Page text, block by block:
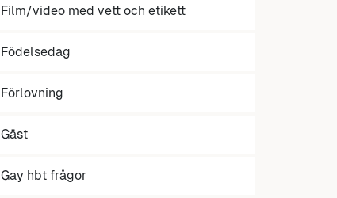
Film/video med vett och etikett
Födelsedag
Förlovning
Gäst
Gay hbt frågor